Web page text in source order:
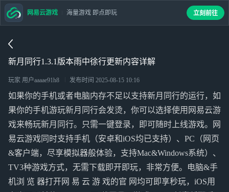
新月同行1.3.1版本雨中徐行更新内容详解
玩家 用户aaaae91h8 发布时间 2025-08-15 10:16
如果你的手机或者电脑内存不足以支持新月同行的运行，如
果你的手机游玩新月同行会发烫，你可以选择使用网易云游
戏来畅玩新月同行。只需一键登录，即可随时上线游戏。网
易云游戏同时支持手机（安卓和iOS均已支持）、PC（网页
&客户端，尽享模拟器般体验，支持Mac&Windows系统）、
TV3种游戏方式，无需下载即开即玩，非常方便。电脑&手
机浏 览 器打开网 易 云 游 戏的官 网均可即享秒玩，iOS用
网易云游戏 海量游戏 即点即玩 立刻前往